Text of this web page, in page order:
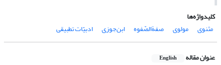
کلیدواژه‌ها
مثنوی
مولوی صفةالصّفوه ابن‌جوزی ادبیّات تطبیقی
عنوان مقاله English